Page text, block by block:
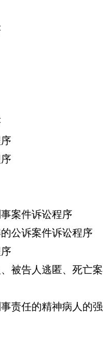
件诉讼程序
诉案件诉讼程序
告人逃匿、死亡案
任的精神病人的强